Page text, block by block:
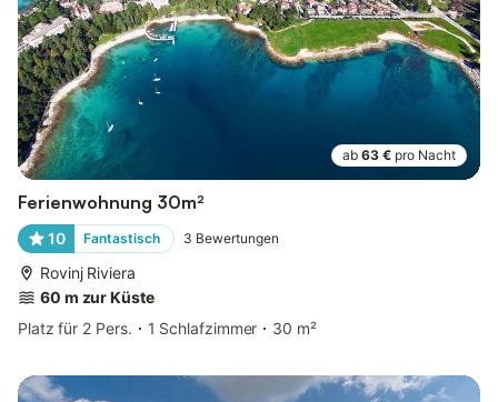
ab 63 € pro Nacht
Ferienwohnung 30m²
10 Fantastisch 3 Bewertungen
Rovinj Riviera
60 m zur Küste
Platz für 2 Pers.
1 Schlafzimmer 30 m²